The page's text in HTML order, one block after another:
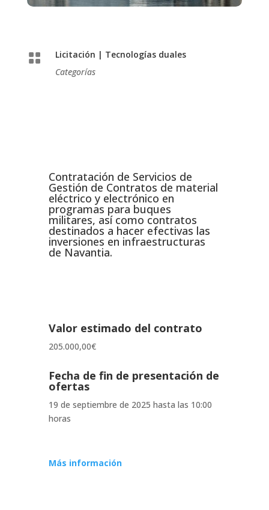
 Licitación | Tecnologías duales
Categorías
Contratación de Servicios de
Gestión de Contratos de material
eléctrico y electrónico en
programas para buques
militares, así como contratos
destinados a hacer efectivas las
inversiones en infraestructuras
de Navantia.
Valor estimado del contrato
205.000,00€
Fecha de fin de presentación de
ofertas
19 de septiembre de 2025 hasta las 10:00
horas
Más información